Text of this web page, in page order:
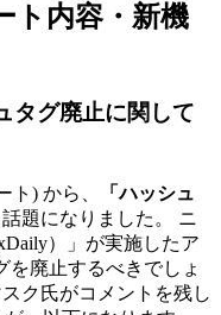
ト内容・新機
タグ廃止に関して
) から、
「ハッシュ
話題になりました。 ニ
）」が実施したア
を廃止するべきでしょ
ク氏がコメントを残し